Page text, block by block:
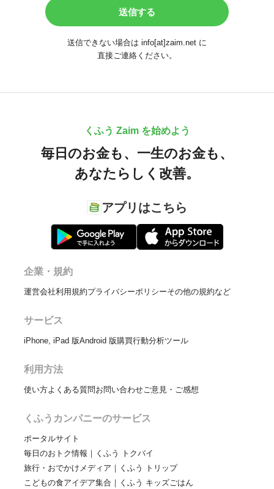
送信できない場合は info[at]zaim.net に
直接ご連絡ください。
くふう Zaim を始めよう
毎日のお金も、 一生のお金も、
あなたらしく改善。
アプリはこちら
企業・規約
運営会社利用規約プライバシーポリシーその他の規約など
サービス
iPhone, iPad 版Android 版購買行動分析ツール
利用方法
使い方よくある質問お問い合わせご意見・ご感想
くふうカンパニーのサービス
ポータルサイト
毎日のおトク情報｜くふう トクバイ
旅行・おでかけメディア｜くふう トリップ
こどもの食アイデア集合｜くふう キッズごはん